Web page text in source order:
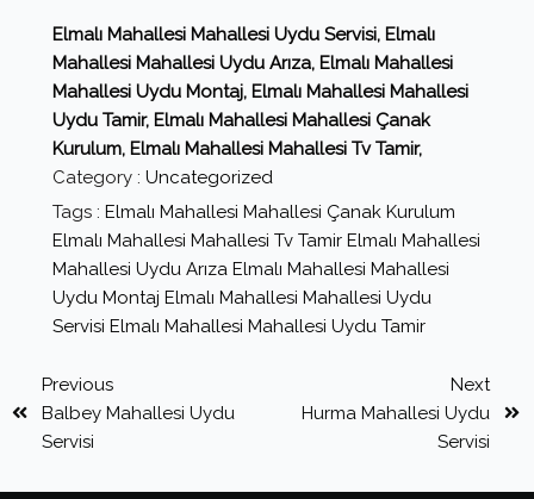
Elmalı Mahallesi Mahallesi Uydu Servisi, Elmalı
Mahallesi Mahallesi Uydu Arıza, Elmalı Mahallesi
Mahallesi Uydu Montaj, Elmalı Mahallesi Mahallesi
Uydu Tamir, Elmalı Mahallesi Mahallesi Çanak
Kurulum, Elmalı Mahallesi Mahallesi Tv Tamir,
Category : Uncategorized
Tags : Elmalı Mahallesi Mahallesi Çanak Kurulum
Elmalı Mahallesi Mahallesi Tv Tamir Elmalı Mahallesi
Mahallesi Uydu Arıza Elmalı Mahallesi Mahallesi
Uydu Montaj Elmalı Mahallesi Mahallesi Uydu
Servisi Elmalı Mahallesi Mahallesi Uydu Tamir
Previous
Balbey Mahallesi Uydu
Servisi
Next
Hurma Mahallesi Uydu
Servisi